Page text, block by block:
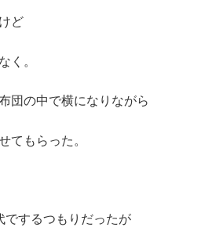
ど
く。
団の中で横になりながら
てもらった。
でするつもりだったが